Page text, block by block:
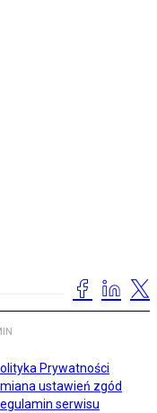
Prywatności
ustawień zgód
serwisu